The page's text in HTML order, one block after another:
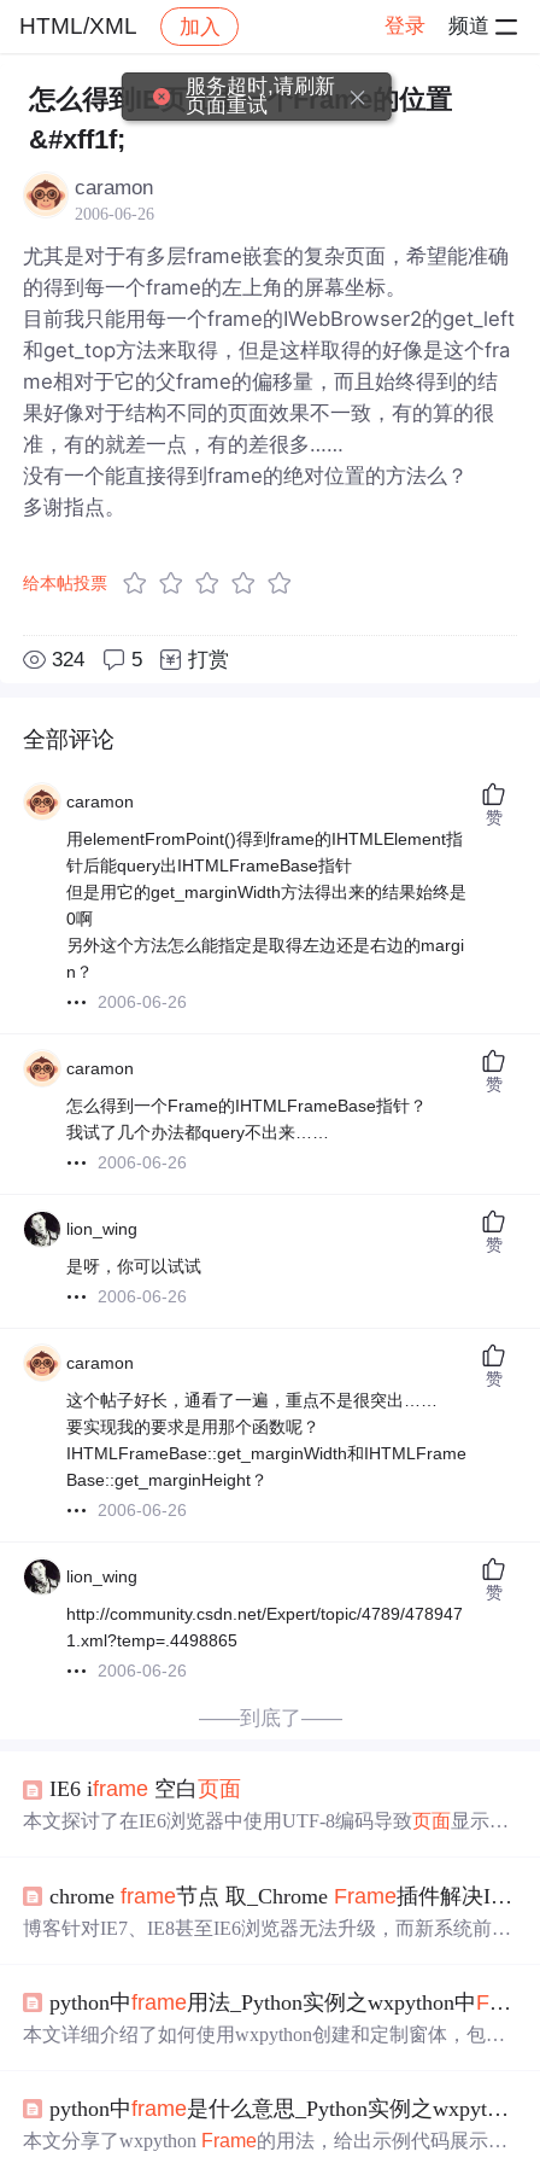
HTML/XML 加入 登录 频道
社区 HTML/XML 帖子详情
怎么得到IE页面里一个Frame的位置
&#xff1f;
caramon
2006-06-26
尤其是对于有多层frame嵌套的复杂页面，希望能准确
的得到每一个frame的左上角的屏幕坐标。
目前我只能用每一个frame的IWebBrowser2的get_left
和get_top方法来取得，但是这样取得的好像是这个fra
me相对于它的父frame的偏移量，而且始终得到的结
果好像对于结构不同的页面效果不一致，有的算的很
准，有的就差一点，有的差很多……
没有一个能直接得到frame的绝对位置的方法么？
多谢指点。
给本帖投票
324 5 打赏
全部评论
caramon
用elementFromPoint()得到frame的IHTMLElement指
针后能query出IHTMLFrameBase指针
但是用它的get_marginWidth方法得出来的结果始终是
0啊
另外这个方法怎么能指定是取得左边还是右边的margi
n？
2006-06-26
赞
caramon
怎么得到一个Frame的IHTMLFrameBase指针？
我试了几个办法都query不出来……
2006-06-26
赞
lion_wing
是呀，你可以试试
2006-06-26
赞
caramon
这个帖子好长，通看了一遍，重点不是很突出……
要实现我的要求是用那个函数呢？
IHTMLFrameBase::get_marginWidth和IHTMLFrame
Base::get_marginHeight？
2006-06-26
赞
lion_wing
http://community.csdn.net/Expert/topic/4789/478947
1.xml?temp=.4498865
2006-06-26
赞
——到底了——
IE6 iframe 空白页面
本文探讨了在IE6浏览器中使用UTF-8编码导致页面显示空
chromeframe节点 取_Chrome Frame插件解决IE浏览器兼容问题
博客针对IE7、IE8甚至IE6浏览器无法升级，而新系统前端
还说明了在注册表中的相关设置，以让IE使用Chrome内核
解析网页。
python中frame用法_Python实例之wxpython中Frame
本文详细介绍了如何使用wxpython创建和定制窗体，包括
法。python中frame是什么意思_Python实例之wxpython中
本文分享了wxpython Frame的用法，给出示例代码展示如
服务超时,请刷新
页面重试